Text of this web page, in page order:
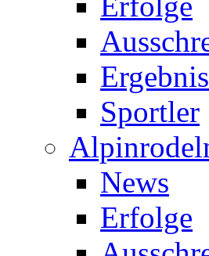
Sportler
News
Erfolge